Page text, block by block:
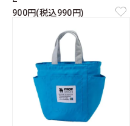
900円(税込990円)